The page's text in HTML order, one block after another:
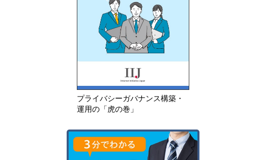
プライバシーガバナンス構築・
運用の「虎の巻」